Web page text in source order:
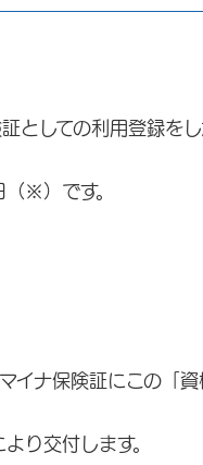
としての利用登録をし
※）です。
イナ保険証にこの「
り交付します。